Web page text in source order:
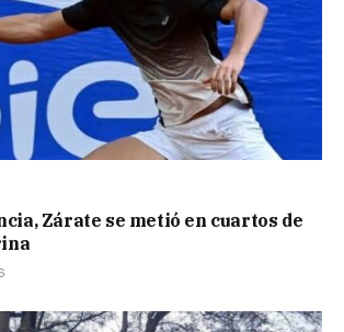
Zárate se metió en cuartos de